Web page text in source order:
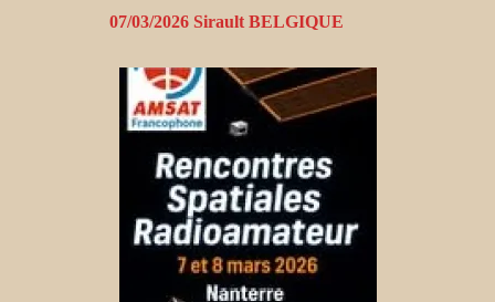
07/03/2026 Sirault BELGIQUE